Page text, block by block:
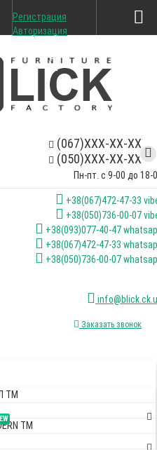
(067)XXX-XX-XX
(050)XXX-XX-XX
Пн-пт. с 9-00 до 18-
+38(067)472-47-33
+38(050)736-00-07
+38(093)077-40-47
+38(067)472-47-33
+38(050)736-00-07
Заказать звонок
Регистрация
Авторизация
TM
TM